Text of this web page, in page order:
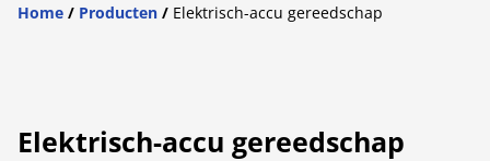
Home / Producten / Elektrisch-accu gereedschap
Elektrisch-accu gereedschap